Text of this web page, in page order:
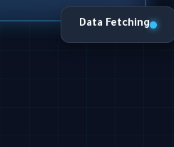
Data Fetching